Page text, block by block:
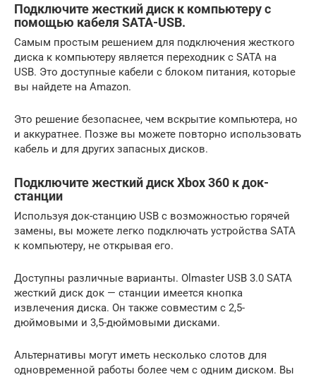
Подключите жесткий диск к компьютеру с
помощью кабеля SATA-USB.
Самым простым решением для подключения жесткого
диска к компьютеру является переходник с SATA на
USB. Это доступные кабели с блоком питания, которые
вы найдете на Amazon.
Это решение безопаснее, чем вскрытие компьютера, но
и аккуратнее. Позже вы можете повторно использовать
кабель и для других запасных дисков.
Подключите жесткий диск Xbox 360 к док-
станции
Используя док-станцию ​​USB с возможностью горячей
замены, вы можете легко подключать устройства SATA
к компьютеру, не открывая его.
Доступны различные варианты. Olmaster USB 3.0 SATA
жесткий диск док — станции имеется кнопка
извлечения диска. Он также совместим с 2,5-
дюймовыми и 3,5-дюймовыми дисками.
Альтернативы могут иметь несколько слотов для
одновременной работы более чем с одним диском. Вы